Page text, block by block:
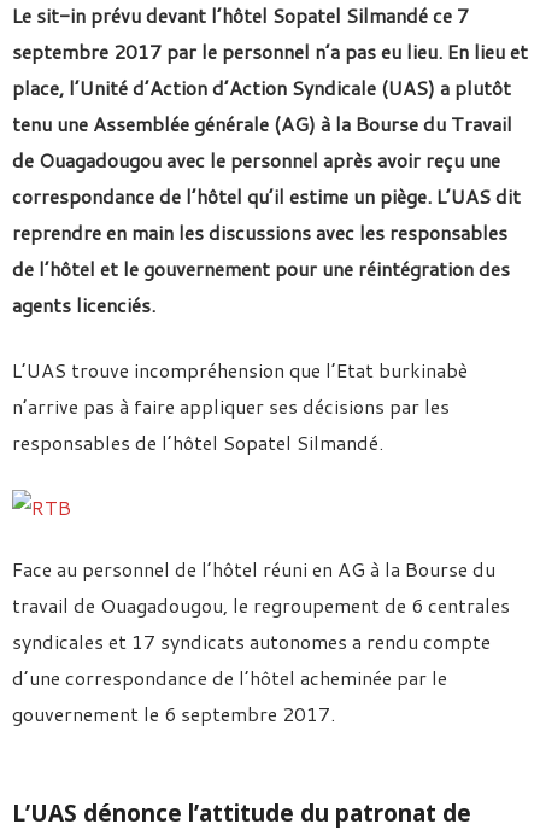
Le sit-in prévu devant l’hôtel Sopatel Silmandé ce 7
septembre 2017 par le personnel n’a pas eu lieu. En lieu et
place, l’Unité d’Action d’Action Syndicale (UAS) a plutôt
tenu une Assemblée générale (AG) à la Bourse du Travail
de Ouagadougou avec le personnel après avoir reçu une
correspondance de l’hôtel qu’il estime un piège. L’UAS dit
reprendre en main les discussions avec les responsables
de l’hôtel et le gouvernement pour une réintégration des
agents licenciés.
L’UAS trouve incompréhension que l’Etat burkinabè
n’arrive pas à faire appliquer ses décisions par les
responsables de l’hôtel Sopatel Silmandé.
Face au personnel de l’hôtel réuni en AG à la Bourse du
travail de Ouagadougou, le regroupement de 6 centrales
syndicales et 17 syndicats autonomes a rendu compte
d’une correspondance de l’hôtel acheminée par le
gouvernement le 6 septembre 2017.
L’UAS dénonce l’attitude du patronat de